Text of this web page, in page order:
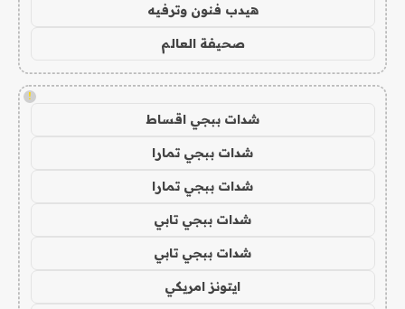
هيدب فنون وترفيه
صحيفة العالم
!
شدات ببجي اقساط
شدات ببجي تمارا
شدات ببجي تمارا
شدات ببجي تابي
شدات ببجي تابي
ايتونز امريكي